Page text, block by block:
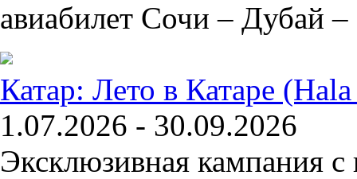
авиабилет Сочи – Дубай
Катар: Лето в Катаре
1.07.2026 - 30.09.2026
Эксклюзивная кампания